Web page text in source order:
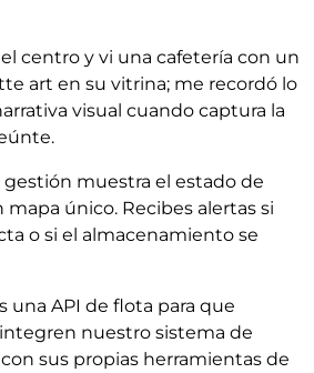
centro y vi una cafetería con un
art en su vitrina; me recordó lo
visual cuando captura la
gestión muestra el estado de
único. Recibes alertas si
o si el almacenamiento se
una API de flota para que
nuestro sistema de
sus propias herramientas de